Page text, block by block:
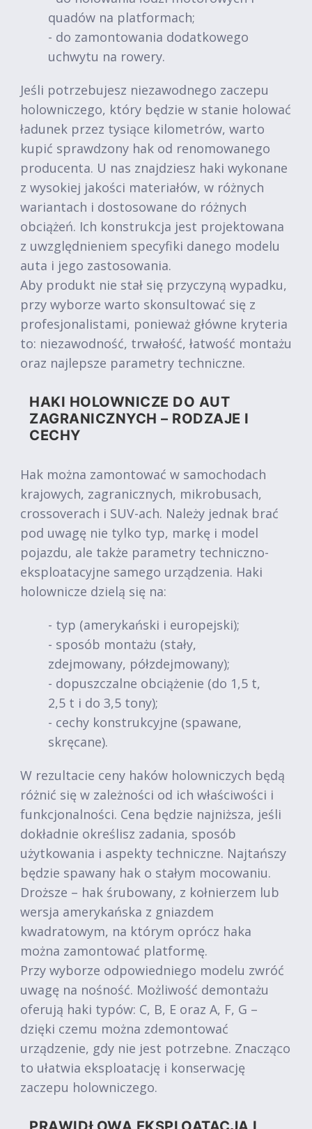
quadów na platformach;
- do zamontowania dodatkowego
uchwytu na rowery.
Jeśli potrzebujesz niezawodnego zaczepu
holowniczego, który będzie w stanie holować
ładunek przez tysiące kilometrów, warto
kupić sprawdzony hak od renomowanego
producenta. U nas znajdziesz haki wykonane
z wysokiej jakości materiałów, w różnych
wariantach i dostosowane do różnych
obciążeń. Ich konstrukcja jest projektowana
z uwzględnieniem specyfiki danego modelu
auta i jego zastosowania.
Aby produkt nie stał się przyczyną wypadku,
przy wyborze warto skonsultować się z
profesjonalistami, ponieważ główne kryteria
to: niezawodność, trwałość, łatwość montażu
oraz najlepsze parametry techniczne.
HAKI HOLOWNICZE DO AUT
ZAGRANICZNYCH – RODZAJE I
CECHY
Hak można zamontować w samochodach
krajowych, zagranicznych, mikrobusach,
crossoverach i SUV-ach. Należy jednak brać
pod uwagę nie tylko typ, markę i model
pojazdu, ale także parametry techniczno-
eksploatacyjne samego urządzenia. Haki
holownicze dzielą się na:
- typ (amerykański i europejski);
- sposób montażu (stały,
zdejmowany, półzdejmowany);
- dopuszczalne obciążenie (do 1,5 t,
2,5 t i do 3,5 tony);
- cechy konstrukcyjne (spawane,
skręcane).
W rezultacie ceny haków holowniczych będą
różnić się w zależności od ich właściwości i
funkcjonalności. Cena będzie najniższa, jeśli
dokładnie określisz zadania, sposób
użytkowania i aspekty techniczne. Najtańszy
będzie spawany hak o stałym mocowaniu.
Droższe – hak śrubowany, z kołnierzem lub
wersja amerykańska z gniazdem
kwadratowym, na którym oprócz haka
można zamontować platformę.
Przy wyborze odpowiedniego modelu zwróć
uwagę na nośność. Możliwość demontażu
oferują haki typów: C, B, E oraz A, F, G –
dzięki czemu można zdemontować
urządzenie, gdy nie jest potrzebne. Znacząco
to ułatwia eksploatację i konserwację
zaczepu holowniczego.